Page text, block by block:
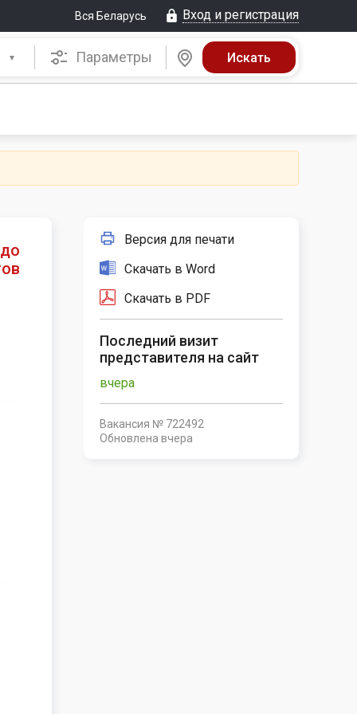
Вся Беларусь Вход и регистрация
Параметры
Версия для печати
Скачать в Word
Скачать в PDF
Последний визит
представителя на сайт
вчера
Вакансия № 722492
Обновлена вчера